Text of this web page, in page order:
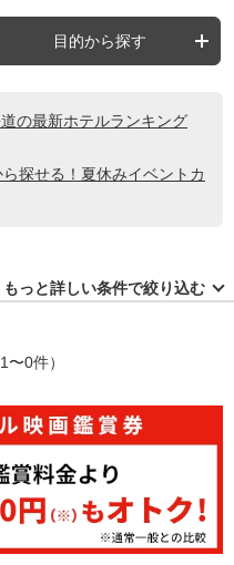
目的から探す
の最新ホテルランキング
ら探せる！夏休みイベントカ
もっと詳しい条件で絞り込む
〜0件）